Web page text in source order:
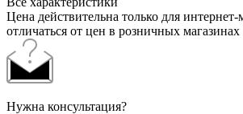
Цена действительна только для
отличаться от цен в розничных магазинах
Нужна консультация?